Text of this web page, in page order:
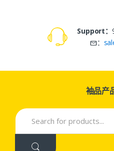
Support：
：
袖品产
Search
for: